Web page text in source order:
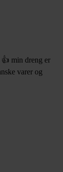
min dreng er
varer og